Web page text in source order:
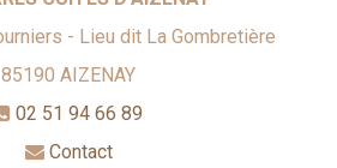
- Lieu dit La Gombretière
85190 AIZENAY
02 51 94 66 89
Contact